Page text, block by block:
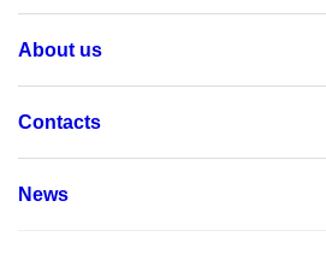
About us
Contacts
News